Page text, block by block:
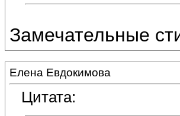
Замечательные
Елена Евдокимова
Цитата: